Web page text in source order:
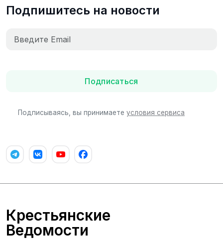
Подпишитесь на новости
Подписаться
Подписываясь, вы принимаете условия сервиса
Крестьянские
Ведомости